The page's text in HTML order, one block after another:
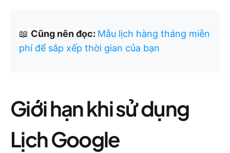
📖 Cũng nên đọc: Mẫu lịch hàng tháng miễn
phí để sắp xếp thời gian của bạn
Giới hạn khi sử dụng
Lịch Google